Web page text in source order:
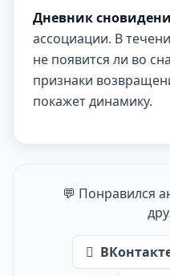
Дневник
ассоциации. В
не появится ли во
признаки
покажет динамику.
💬 Понравился